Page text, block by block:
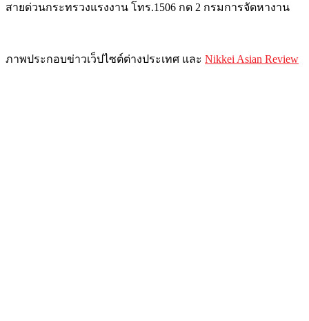
สายด่วนกระทรวงแรงงาน โทร.1506 กด 2 กรมการจัดหางาน
ภาพประกอบข่าวเว็ปไซต์ต่างประเทศ และ Nikkei Asian Review